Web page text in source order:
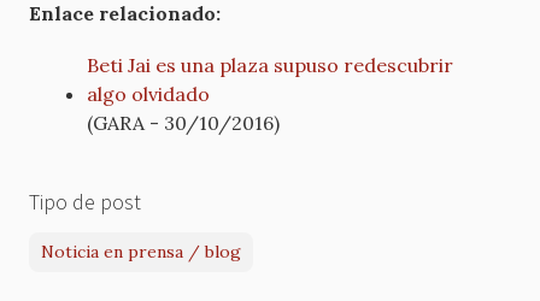
Enlace relacionado:
Beti Jai es una plaza supuso redescubrir
algo olvidado
(GARA - 30/10/2016)
Tipo de post
Noticia en prensa / blog